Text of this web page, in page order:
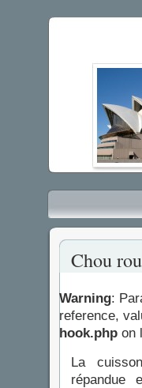
Chou
Warning:
reference,
hook.php on
La
répandue